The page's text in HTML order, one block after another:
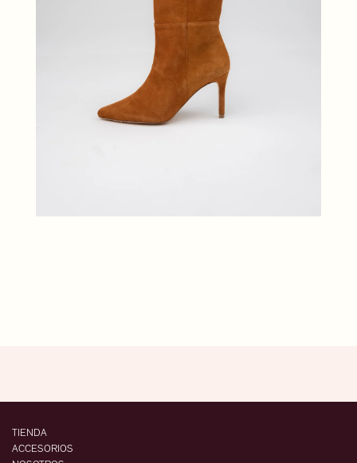
TIENDA
ACCESORIOS